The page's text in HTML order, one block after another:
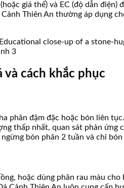
giá thể) và EC (độ dẫn điện)
Thiên An thường áp dụng
3
và cách khắc phục
phân đậm đặc hoặc bón liên
thấp nhất, quan sát phản
bón phân 2 tuần và chỉ
hoặc dùng phân rau màu